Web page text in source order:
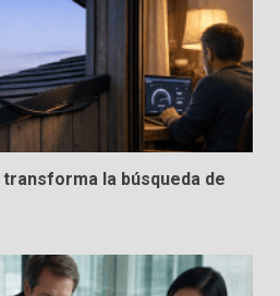
la búsqueda de